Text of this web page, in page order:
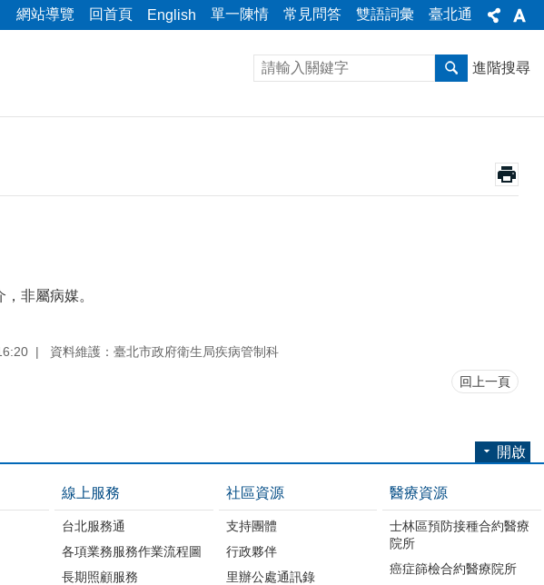
網站導覽 回首頁 English 單一陳情 常見問答 雙語詞彙 臺北通
進階搜尋
非屬病媒。
資料維護：臺北市政府衛生局疾病管制科
回上一頁
開啟
線上服務
台北服務通
各項業務服務作業流程圖
長期照顧服務
社區資源
支持團體
行政夥伴
里辦公處通訊錄
醫療資源
士林區預防接種合約醫療
院所
癌症篩檢合約醫療院所